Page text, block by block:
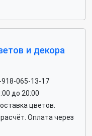
и декора
065-13-17
до 20:00
цветов.
Оплата через